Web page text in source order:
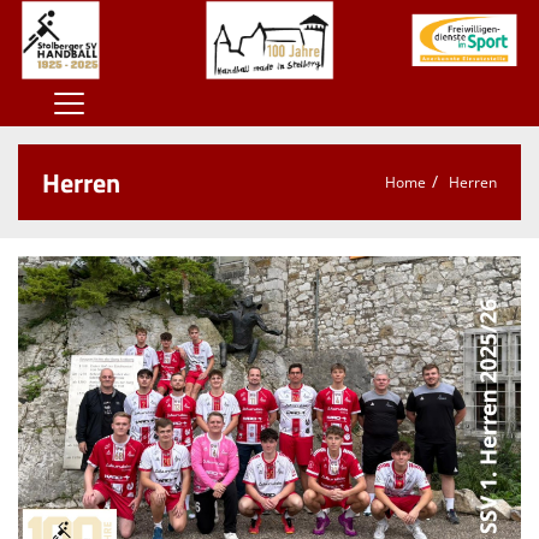
Home
100 Jahre SSV
Herren
Damen
Jugend
Kontaktformular
Sponsoren
Herren Home Herren